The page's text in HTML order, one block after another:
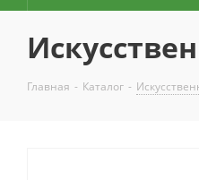
Главная - Каталог -